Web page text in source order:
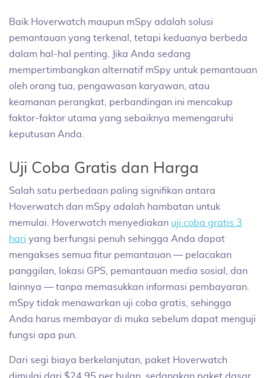
Baik Hoverwatch maupun mSpy adalah solusi
pemantauan yang terkenal, tetapi keduanya berbeda
dalam hal-hal penting. Jika Anda sedang
mempertimbangkan alternatif mSpy untuk pemantauan
oleh orang tua, pengawasan karyawan, atau
keamanan perangkat, perbandingan ini mencakup
faktor-faktor utama yang sebaiknya memengaruhi
keputusan Anda.
Uji Coba Gratis dan Harga
Salah satu perbedaan paling signifikan antara
Hoverwatch dan mSpy adalah hambatan untuk
memulai. Hoverwatch menyediakan uji coba gratis 3
hari yang berfungsi penuh sehingga Anda dapat
mengakses semua fitur pemantauan — pelacakan
panggilan, lokasi GPS, pemantauan media sosial, dan
lainnya — tanpa memasukkan informasi pembayaran.
mSpy tidak menawarkan uji coba gratis, sehingga
Anda harus membayar di muka sebelum dapat menguji
fungsi apa pun.
Dari segi biaya berkelanjutan, paket Hoverwatch
dimulai dari $24.95 per bulan, sedangkan paket dasar